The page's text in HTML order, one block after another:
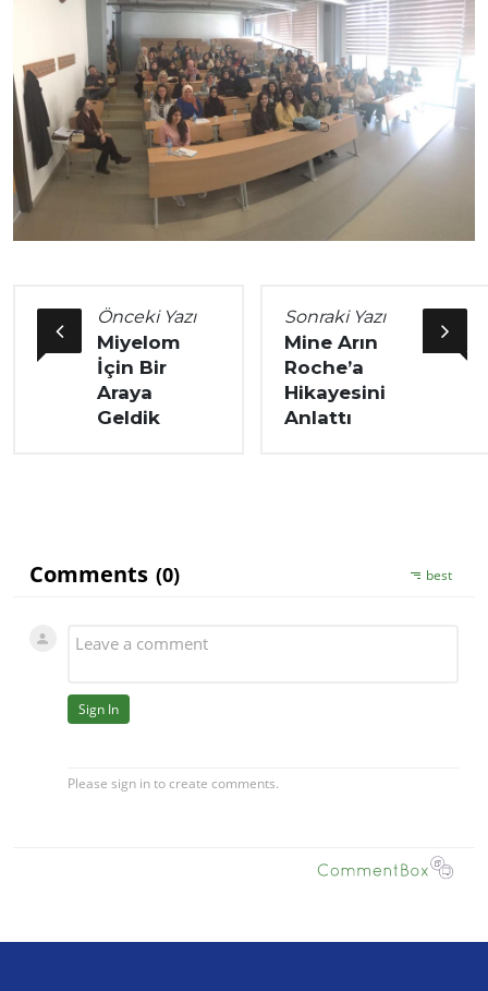
Önceki Yazı
Miyelom
İçin Bir
Araya
Geldik
Sonraki Yazı
Mine Arın
Roche’a
Hikayesini
Anlattı